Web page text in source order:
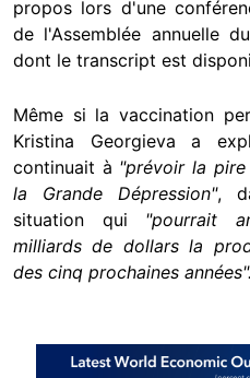
propos lors d'une
de l'Assemblée annuelle
dont le transcript est
Même si la vaccination
Kristina Georgieva a
continuait à "prévoir la pire
la Grande Dépression",
situation qui "pourrait
milliards de dollars la
des cinq prochaines années".